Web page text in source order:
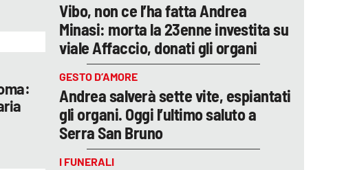
Vibo, non ce l’ha fatta Andrea
Minasi: morta la 23enne investita su
viale Affaccio, donati gli organi
GESTO D’AMORE
Andrea salverà sette vite, espiantati
gli organi. Oggi l’ultimo saluto a
Serra San Bruno
I FUNERALI